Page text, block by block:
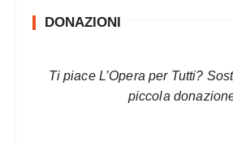
DONAZIONI
Ti piace L’Opera per Tutti?
piccola